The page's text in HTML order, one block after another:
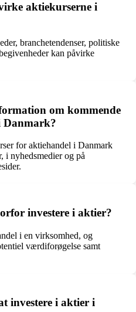
aktiekurserne i
branchetendenser, politiske
kan påvirke
om kommende
Danmark?
for aktiehandel i Danmark
i nyhedsmedier og på
investere i aktier?
i en virksomhed, og
værdiforøgelse samt
investere i aktier i